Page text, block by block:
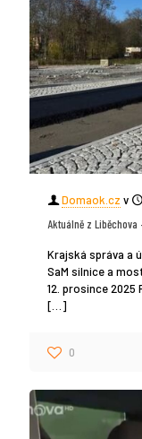
Domaok.cz v
Aktuálně z
Krajská správa a
SaM silnice a
12. prosince
[…]
0